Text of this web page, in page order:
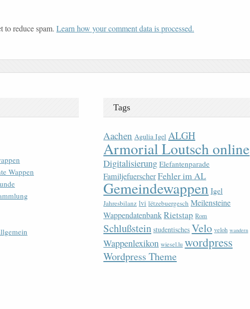
to reduce spam. Learn how your comment data is processed.
Wappen
Tags
Aachen Agulia Igel ALGH
Armorial Loutsch online
Digitalisierung Elefantenparade
FamiljefuerscherFehler im AL
Gemeindewappen Igel
Jahresbilanz lvi lëtzebuergesch Meilensteine
WappendatenbankRietstap Rom
Schlußstein studentisches Velo veloh wandern
Wappenlexikon wiesel.lu wordpress
Wordpress Theme